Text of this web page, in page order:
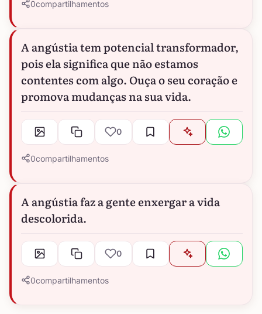
0compartilhamentos
A angústia tem potencial transformador,
pois ela significa que não estamos
contentes com algo. Ouça o seu coração e
promova mudanças na sua vida.
0
0compartilhamentos
A angústia faz a gente enxergar a vida
descolorida.
0
0compartilhamentos